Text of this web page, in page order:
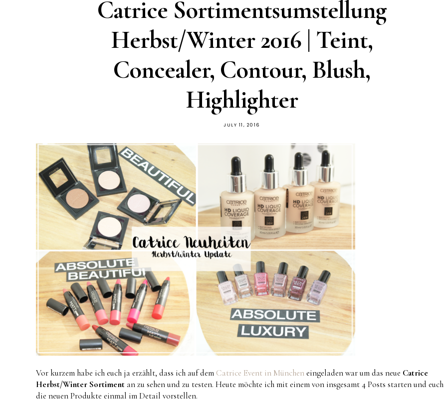
Catrice Sortimentsumstellung
Herbst/Winter 2016 | Teint,
Concealer, Contour, Blush,
Highlighter
JULY 11, 2016
Vor kurzem habe ich euch ja erzählt, dass ich auf dem Catrice Event in Müncheneingeladen war um das neue Catrice
Herbst/Winter Sortiment an zu sehen und zu testen. Heute möchte ich mit einem von insgesamt 4 Posts starten und euch
die neuen Produkte einmal im Detail vorstellen.